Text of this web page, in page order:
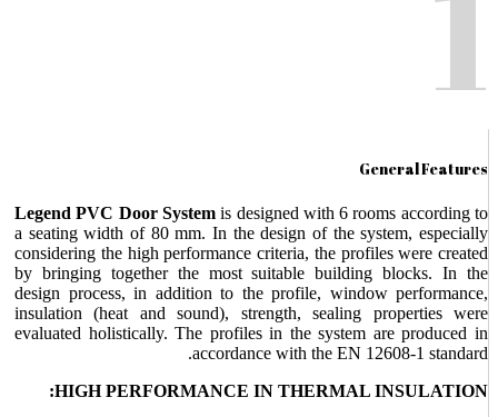
1
General Features
Legend PVC Door Systemis designed with 6 rooms according to
a seating width of 80 mm. In the design of the system, especially
considering the high performance criteria, the profiles were created
by bringing together the most suitable building blocks. In the
design process, in addition to the profile, window performance,
insulation (heat and sound), strength, sealing properties were
evaluated holistically. The profiles in the system are produced in
accordance with the EN 12608-1 standard.
HIGH PERFORMANCE IN THERMAL INSULATION: